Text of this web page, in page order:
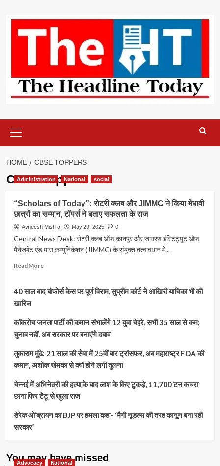
content
Menu
HOME CBSE TOPPERS
CBSE Toppers
Administration National social
“Scholars of Today”: रोटरी क्लब और JIMMC ने किया मेधावी
छात्रों का सम्मान, टॉपर्स ने बताए सफलता के राज
Avneesh Mishra May 29, 2025 0
Central News Desk: रोटरी क्लब ऑफ कानपुर और जागरण इंस्टिट्यूट ऑफ
मैनेजमेंट एंड मास कम्युनिकेशन (JIMMC) के संयुक्त तत्वावधान में...
Read MoreRead
“Scholars
रोटरी
और
ने
किया
छात्रों
का
टॉपर्स
राज
40 साल बाद बोफोर्स केस पर पूर्ण विराम, सुप्रीम कोर्ट ने आखिरी याचिका भी की
खारिज
कॉकरोच जनता पार्टी की कमान संभालेंगे 12 युवा चेहरे, सभी 35 साल से कम;
चुनाव नहीं, अब सरकार पर बनाएंगे दबाव
तुकाराम मुंढे: 21 साल की सेवा में 25वीं बार ट्रांसफर, अब महाराष्ट्र FDA की
कमान, अशोक खेमका से क्यों होने लगी तुलना
चेन्नई में अभिनेत्री की हत्या के बाद लाश के किए टुकड़े, 11,700 टन कचरा
छाना फिर टैटू से खुला राज
डेरेक ओ’ब्रायन का BJP पर हमला कहा- ‘मैगी नूडल्स की तरह कानून बना रही
सरकार’
You may have missed
Advocacy National